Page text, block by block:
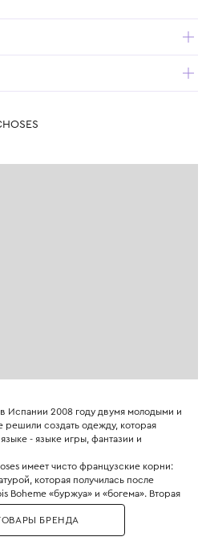
Испании 2008 году двумя молодыми и
создать одежду, которая
- языке игры, фантазии и
имеет чисто французские корни:
которая получилась после
Boheme «буржуа» и «богема». Вторая
художественный стиль:
силуэты и использование
БРЕНДА